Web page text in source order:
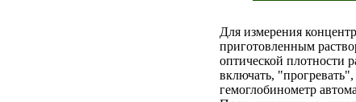
Для измерения
приготовленным
оптической плотности
включать,
гемоглобинометр